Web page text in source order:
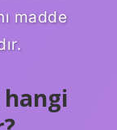
madde
hangi